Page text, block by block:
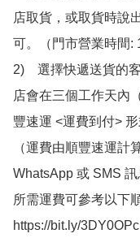
店取貨，或取貨時說
可。（門市營業時間:
2)　選擇快遞送貨的
店會在三個工作天內
豐速運 <運費到付>
（運費由順豐速運計
WhatsApp 或 SMS 訊
所需運費可參考以下
https://bit.ly/3DY0OPc